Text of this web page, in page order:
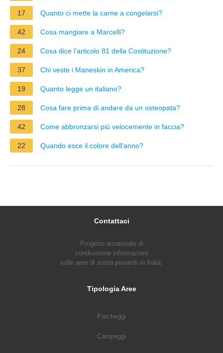
17 Quanto ci mette la carne a congelarsi?
42 Cosa mangiare a Marcelli?
24 Cosa dice l'articolo 81 della Costituzione?
37 Chi veste i Maneskin in America?
19 Quanto legge un italiano?
28 Cosa fare prima di andare da un osteopata?
42 Come abbronzarsi più velocemente in faccia?
22 Quando esce il colore dell'anno?
Contattaci
Progetto amatoriale di
condivisione informazioni
sulle aree di sosta presenti in Italia.
Tipologia Aree
Parcheggi
Campeggi